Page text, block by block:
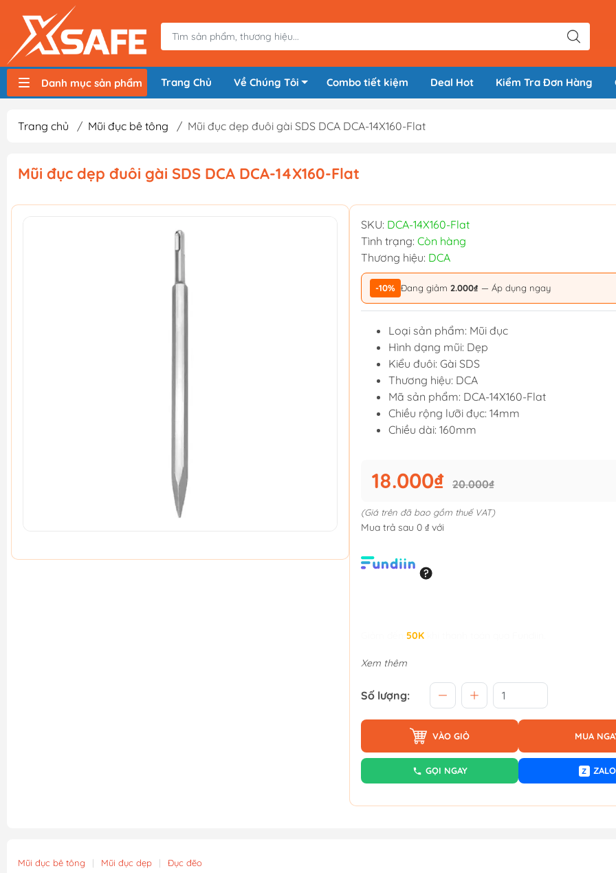
Danh mục sản phẩm Trang Chủ Về Chúng Tôi Combo tiết kiệm Deal Hot Kiểm Tra Đơn Hàng
Trang chủ / Mũi đục bê tông / Mũi đục dẹp đuôi gài SDS DCA DCA-14X160-Flat
Mũi đục dẹp đuôi gài SDS DCA DCA-14X160-Flat
SKU: DCA-14X160-Flat
Tình trạng: Còn hàng
Thương hiệu: DCA
-10% Đang giảm 2.000₫ — Áp dụng ngay
Loại sản phẩm: Mũi đục
Hình dạng mũi: Dẹp
Kiểu đuôi: Gài SDS
Thương hiệu: DCA
Mã sản phẩm: DCA-14X160-Flat
Chiều rộng lưỡi đục: 14mm
Chiều dài: 160mm
18.000₫ 20.000₫
(Giá trên đã bao gồm thuế VAT)
Mua trả sau 0 ₫ với
50K
Xem thêm
Số lượng:
VÀO GIỎ MUA
GỌI NGAY Z ZALO
Mũi đục bê tông | Mũi đục dẹp | Đục đẽo